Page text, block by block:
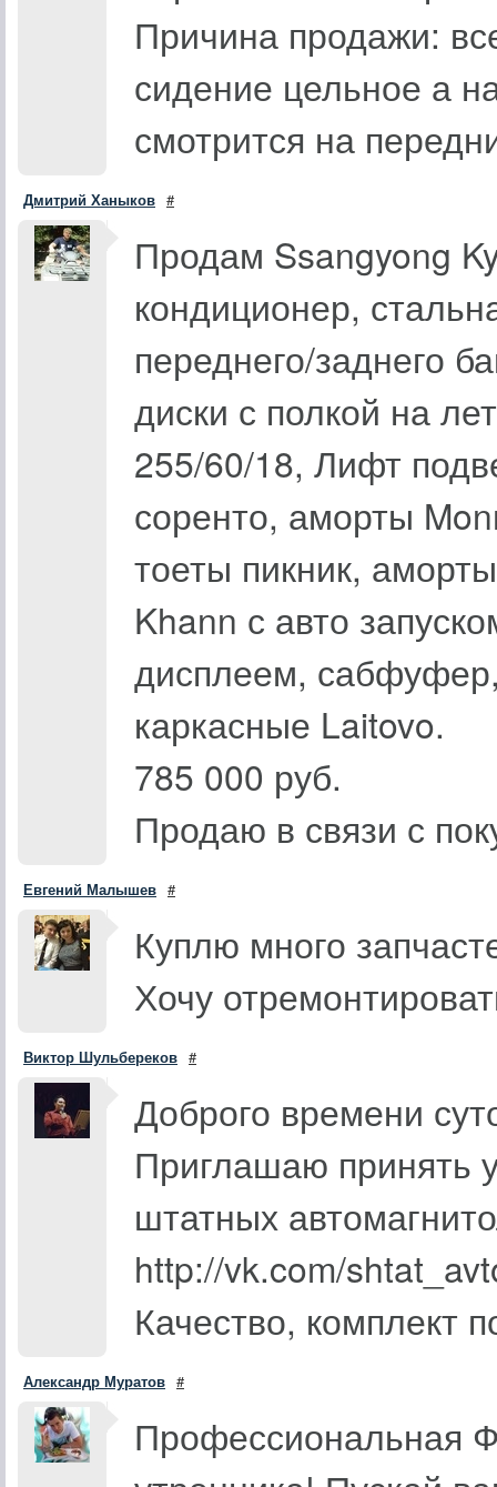
Причина продажи:
сидение цельное а
смотрится на
Дмитрий Ханыков #
Продам Ssangyong
кондиционер,
переднего/заднего
диски с полкой на
255/60/18, Лифт
соренто, аморты
тоеты пикник,
Khann с авто
дисплеем,
каркасные Laitovo.
785 000 руб.
Продаю в связи с
Евгений Малышев #
Куплю много
Хочу
Виктор Шульбереков #
Доброго времени
Приглашаю принять
штатных
http://vk.com/
Качество, комплект
Александр Муратов #
Профессиональная